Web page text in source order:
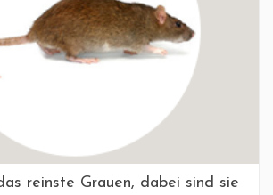
reinste Grauen, dabei sind sie